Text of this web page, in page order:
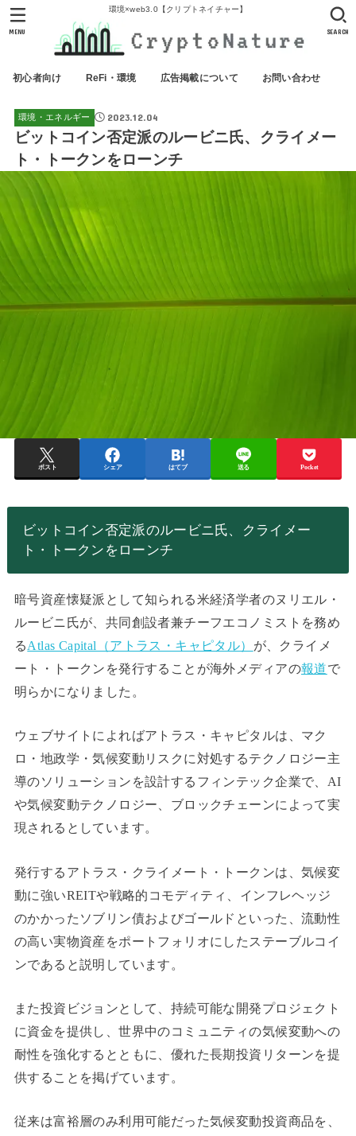
環境×web3.0【クリプトネイチャー】
初心者向け ReFi・環境 広告掲載について お問い合わせ
SEARCH
MENU
環境・エネルギー 2023.12.04
ビットコイン否定派のルービニ氏、クライメー
ト・トークンをローンチ
ポスト シェア はてブ 送る Pocket
ビットコイン否定派のルービニ氏、クライメー
ト・トークンをローンチ
暗号資産懐疑派として知られる米経済学者のヌリエル・
ルービニ氏が、共同創設者兼チーフエコノミストを務め
るAtlas Capital（アトラス・キャピタル） が、クライメ
ート・トークンを発行することが海外メディアの報道で
明らかになりました。
ウェブサイトによればアトラス・キャピタルは、マク
ロ・地政学・気候変動リスクに対処するテクノロジー主
導のソリューションを設計するフィンテック企業で、AI
や気候変動テクノロジー、ブロックチェーンによって実
現されるとしています。
発行するアトラス・クライメート・トークンは、気候変
動に強いREITや戦略的コモディティ、インフレヘッジ
のかかったソブリン債およびゴールドといった、流動性
の高い実物資産をポートフォリオにしたステーブルコイ
ンであると説明しています。
また投資ビジョンとして、持続可能な開発プロジェクト
に資金を提供し、世界中のコミュニティの気候変動への
耐性を強化するとともに、優れた長期投資リターンを提
供することを掲げています。
従来は富裕層のみ利用可能だった気候変動投資商品を、